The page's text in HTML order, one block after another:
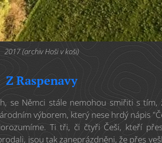
2017 (archiv Hoši v koši)
Z Raspenavy
se Němci stále nemohou smiřiti s tím,
výborem, který nese hrdý nápis
Ti tři, či čtyři Češi, kteří
jsou tak zaneprázdněni, že přes